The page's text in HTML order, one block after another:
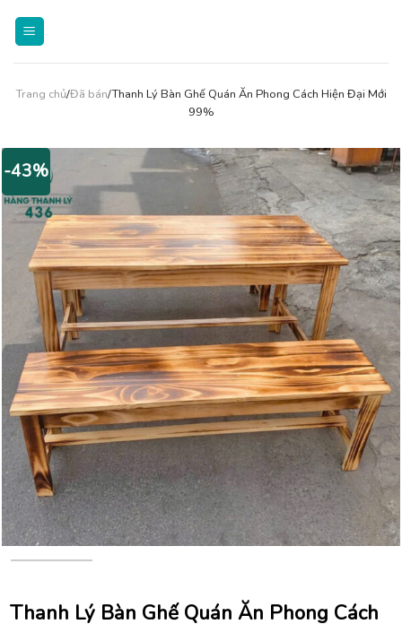
Trang chủ/Đã bán/Thanh Lý Bàn Ghế Quán Ăn Phong Cách Hiện Đại Mới
99%
-43%
Thanh Lý Bàn Ghế Quán Ăn Phong Cách